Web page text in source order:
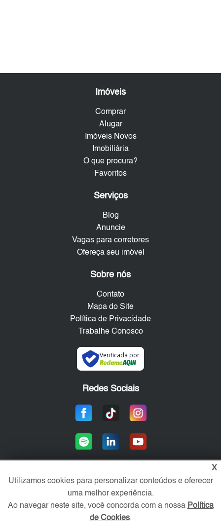
Imóveis
Comprar
Alugar
Imóveis Novos
Imobiliária
O que procura?
Favoritos
Serviços
Blog
Anuncie
Vagas para corretores
Ofereça seu imóvel
Sobre nós
Contato
Mapa do Site
Política de Privacidade
Trabalhe Conosco
Verificada por
Redes Sociais
Área exclusiva aos anunciantes,
acesse sua conta:
X
Utilizamos cookies para personalizar conteúdos e oferecer
uma melhor experiência.
Ao navegar neste site, você concorda com a nossa Política
de Cookies.